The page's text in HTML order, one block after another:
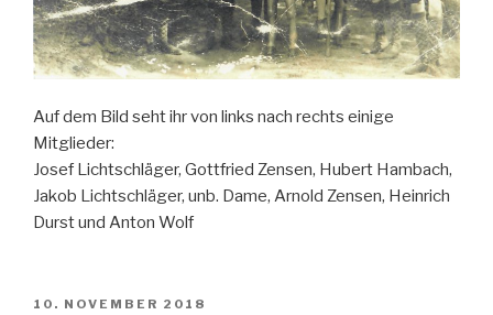
Auf dem Bild seht ihr von links nach rechts einige
Mitglieder:
Josef Lichtschläger, Gottfried Zensen, Hubert Hambach,
Jakob Lichtschläger, unb. Dame, Arnold Zensen, Heinrich
Durst und Anton Wolf
VERÖFFENTLICHT
10. NOVEMBER 2018